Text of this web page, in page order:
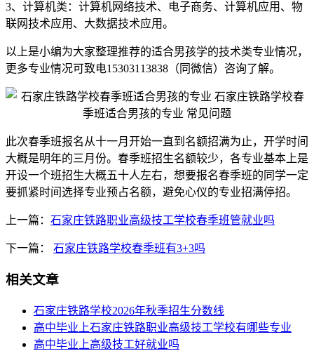
3、计算机类：计算机网络技术、电子商务、计算机应用、物
联网技术应用、大数据技术应用。
以上是小编为大家整理推荐的适合男孩学的技术类专业情况，
更多专业情况可致电15303113838（同微信）咨询了解。
此次春季班报名从十一月开始一直到名额招满为止，开学时间
大概是明年的三月份。春季班招生名额较少，各专业基本上是
开设一个班招生大概五十人左右，想要报名春季班的同学一定
要抓紧时间选择专业预占名额，避免心仪的专业招满停招。
上一篇： 石家庄铁路职业高级技工学校春季班管就业吗
下一篇： 石家庄铁路学校春季班有3+3吗
相关文章
石家庄铁路学校2026年秋季招生分数线
高中毕业上石家庄铁路职业高级技工学校有哪些专业
高中毕业上高级技工好就业吗